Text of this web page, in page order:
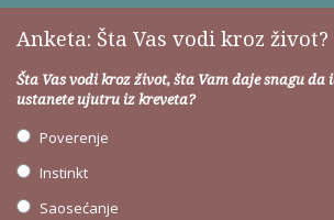
Anketa: Šta Vas vodi kroz život?
Šta Vas vodi kroz život, šta Vam daje snagu da
ustanete ujutru iz kreveta?
Poverenje
Instinkt
Saosećanje